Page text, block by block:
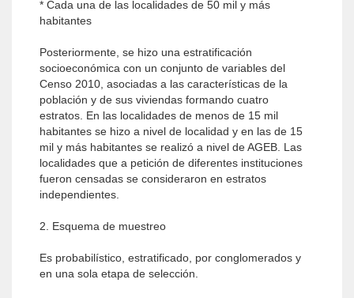
* Cada una de las localidades de 50 mil y más
habitantes
Posteriormente, se hizo una estratificación
socioeconómica con un conjunto de variables del
Censo 2010, asociadas a las características de la
población y de sus viviendas formando cuatro
estratos. En las localidades de menos de 15 mil
habitantes se hizo a nivel de localidad y en las de 15
mil y más habitantes se realizó a nivel de AGEB. Las
localidades que a petición de diferentes instituciones
fueron censadas se consideraron en estratos
independientes.
2. Esquema de muestreo
Es probabilístico, estratificado, por conglomerados y
en una sola etapa de selección.